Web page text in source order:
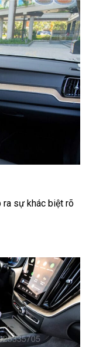
ra sự khác biệt rõ